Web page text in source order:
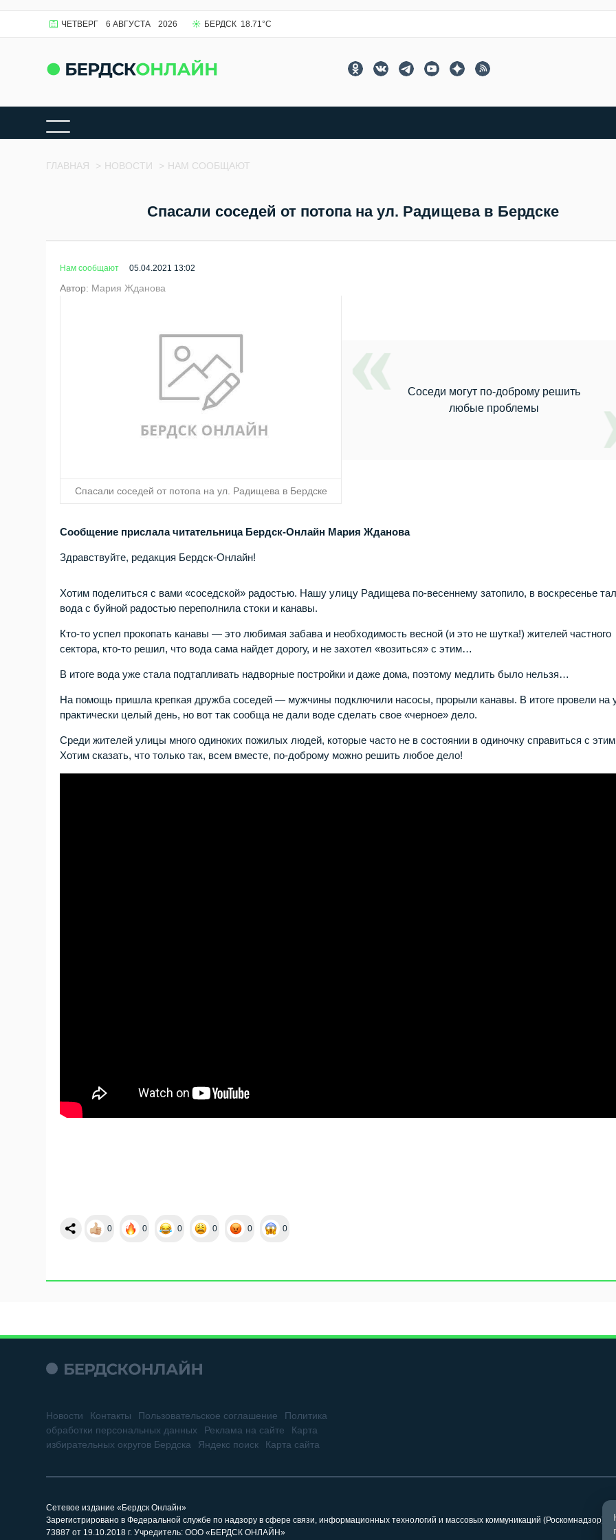
ЧЕТВЕРГ 6 АВГУСТА 2026 БЕРДСК 18.71°C
ГЛАВНАЯ > НОВОСТИ > НАМ СООБЩАЮТ
Спасали соседей от потопа на ул. Радищева в Бердске
Нам сообщают 05.04.2021 13:02
Автор: Мария Жданова
Спасали соседей от потопа на ул. Радищева в Бердске
Соседи могут по-доброму решить
любые проблемы
Сообщение прислала читательница Бердск-Онлайн Мария Жданова
Здравствуйте, редакция Бердск-Онлайн!
Хотим поделиться с вами «соседской» радостью. Нашу улицу Радищева по-весеннему затопило, в воскресенье
вода с буйной радостью переполнила стоки и канавы.
Кто-то успел прокопать канавы — это любимая забава и необходимость весной (и это не шутка!) жителей частного
сектора, кто-то решил, что вода сама найдет дорогу, и не захотел «возиться» с этим…
В итоге вода уже стала подтапливать надворные постройки и даже дома, поэтому медлить было нельзя…
На помощь пришла крепкая дружба соседей — мужчины подключили насосы, прорыли канавы. В итоге провели на
практически целый день, но вот так сообща не дали воде сделать свое «черное» дело.
Среди жителей улицы много одиноких пожилых людей, которые часто не в состоянии в одиночку справиться с
Хотим сказать, что только так, всем вместе, по-доброму можно решить любое дело!
0 0 0 0 0 0
Новости Контакты Пользовательское соглашение
Политика
обработки персональных данных
Реклама на сайте
Карта
избирательных округов Бердска
Яндекс поиск Карта сайта
Сетевое издание «Бердск Онлайн»
Зарегистрировано в Федеральной службе по надзору в сфере связи, информационных технологий и массовых коммуникаций
73887 от 19.10.2018 г. Учредитель: ООО «БЕРДСК ОНЛАЙН»